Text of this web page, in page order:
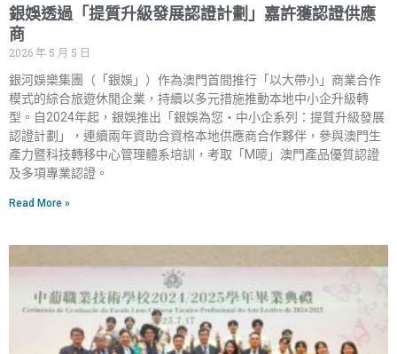
銀娛透過「提質升級發展認證計劃」嘉許獲認證供應
商
2026 年 5 月 5 日
銀河娛樂集團（「銀娛」）作為澳門首間推行「以大帶小」商業合作
模式的綜合旅遊休閒企業，持續以多元措施推動本地中小企升級轉
型。自2024年起，銀娛推出「銀娛為您‧中小企系列：提質升級發展
認證計劃」，連續兩年資助合資格本地供應商合作夥伴，參與澳門生
產力暨科技轉移中心管理體系培訓，考取「M嘜」澳門產品優質認證
及多項專業認證。
Read More »